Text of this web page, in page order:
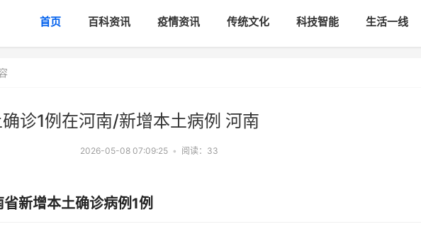
首页 百科资讯 疫情资讯 传统文化 科技智能 生活一线
诊1例在河南/新增本土病例 河南
2026-05-08 07:09:25 • 阅读： 33
新增本土确诊病例1例